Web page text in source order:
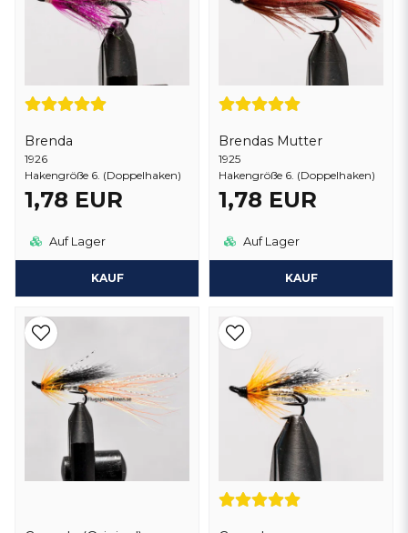
Brenda
1926
Hakengröße 6. (Doppelhaken)
1,78 EUR
Auf Lager
KAUF
Brendas Mutter
1925
Hakengröße 6. (Doppelhaken)
1,78 EUR
Auf Lager
KAUF